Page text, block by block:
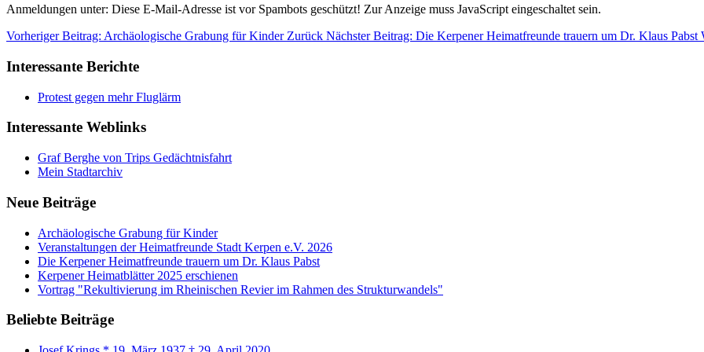
Anmeldungen unter: Diese E-Mail-Adresse ist vor Spambots geschützt! Zur Anzeige muss JavaScript eingeschaltet sein.
Vorheriger Beitrag: Archäologische Grabung für Kinder Zurück Nächster Beitrag: Die Kerpener Heimatfreunde trauern um Dr. Klaus Pabst
Interessante Berichte
Protest gegen mehr Fluglärm
Interessante Weblinks
Graf Berghe von Trips Gedächtnisfahrt
Mein Stadtarchiv
Neue Beiträge
Archäologische Grabung für Kinder
Veranstaltungen der Heimatfreunde Stadt Kerpen e.V. 2026
Die Kerpener Heimatfreunde trauern um Dr. Klaus Pabst
Kerpener Heimatblätter 2025 erschienen
Vortrag "Rekultivierung im Rheinischen Revier im Rahmen des Strukturwandels"
Beliebte Beiträge